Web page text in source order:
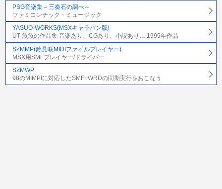
PSG音楽集～三奏石の調べ～
ファミコンチック・ミュージック
YASUO-WORKS(MSXキャラバン版)
UT-魚魚の作品集 音楽あり、CGあり、小説あり… 1995年作品
SZMMP(鈴見咲MIDIファイルプレイヤー)
MSX用SMFプレイヤー/ドライバー
SZMWP
98のMIMPIに対応したSMF+WRDの同期実行をおこなう